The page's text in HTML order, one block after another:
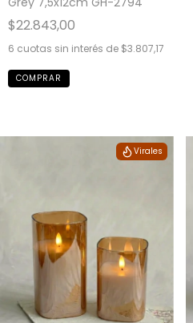
$22.843,00
6 cuotas sin interés de $3.807,17
Virales